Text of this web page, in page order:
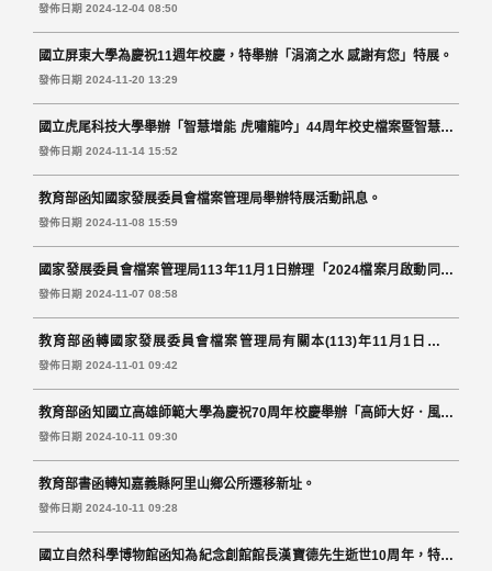
特展」。
發佈日期 2024-12-04 08:50
國立屏東大學為慶祝11週年校慶，特舉辦「涓滴之水 感謝有您」特展。
發佈日期 2024-11-20 13:29
國立虎尾科技大學舉辦「智慧增能 虎嘯龍吟」44周年校史檔案暨智慧生
活展
發佈日期 2024-11-14 15:52
教育部函知國家發展委員會檔案管理局舉辦特展活動訊息。
發佈日期 2024-11-08 15:59
國家發展委員會檔案管理局113年11月1日辦理「2024檔案月啟動同樂
會」，因康芮颱風影響而延期事宜。
發佈日期 2024-11-07 08:58
教育部函轉國家發展委員會檔案管理局有關本(113)年11月1日辦理
「2024檔案月啟動同樂會」。
發佈日期 2024-11-01 09:42
教育部函知國立高雄師範大學為慶祝70周年校慶舉辦「高師大好．風華
七十」校慶檔案展覽。
發佈日期 2024-10-11 09:30
教育部書函轉知嘉義縣阿里山鄉公所遷移新址。
發佈日期 2024-10-11 09:28
國立自然科學博物館函知為紀念創館館長漢寶德先生逝世10周年，特舉